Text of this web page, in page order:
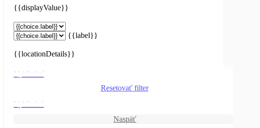
{{displayValue}}
{{label}}
{{locationDetails}}
Vyhľadať
Resetovať filter
Vyhľadať
Naspäť